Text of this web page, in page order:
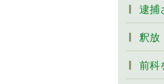
逮捕
釈放
前科